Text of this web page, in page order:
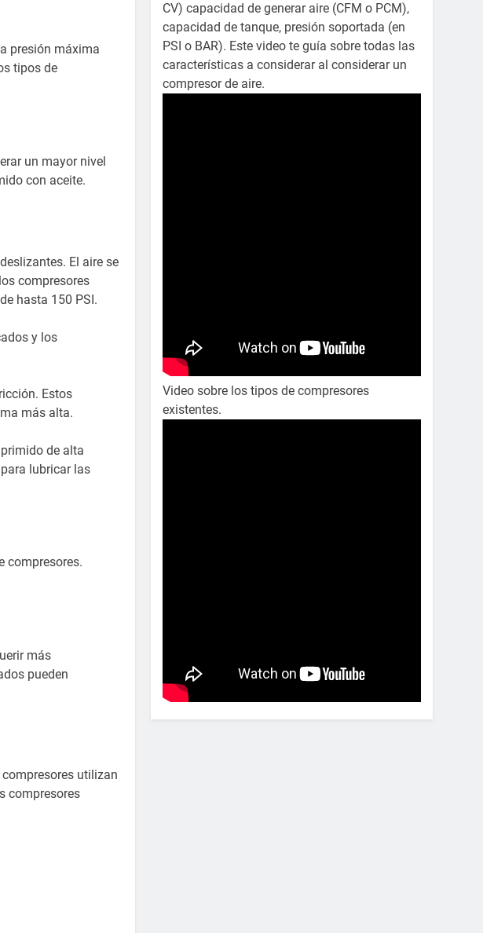
presión máxima
tipos de
un mayor nivel
con aceite.
El aire se
compresores
hasta 150 PSI.
y los
Estos
más alta.
de alta
lubricar las
compresores.
más
pueden
utilizan
compresores
CV) capacidad de generar aire (CFM o PCM),
capacidad de tanque, presión soportada (en
PSI o BAR). Este video te guía sobre todas las
características a considerar al considerar un
compresor de aire.
Video sobre los tipos de compresores
existentes.